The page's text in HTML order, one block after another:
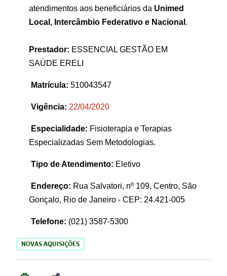
atendimentos aos beneficiários da Unimed
Local, Intercâmbio Federativo e Nacional .
Prestador: ESSENCIAL GESTÃO EM
SAÚDE ERELI
Matrícula: 510043547
Vigência: 22/04/2020
Especialidade: Fisioterapia e Terapias
Especializadas Sem Metodologias.
Tipo de Atendimento: Eletivo
Endereço: Rua Salvatori, nº 109, Centro, São
Gonçalo, Rio de Janeiro - CEP: 24.421-005
Telefone: (021) 3587-5300
NOVAS AQUISIÇÕES